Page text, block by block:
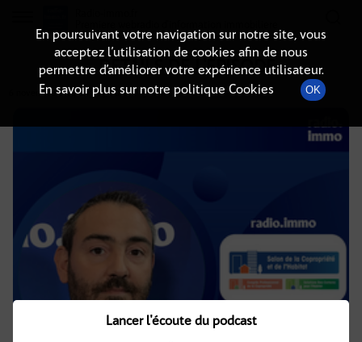
DÉTAILS DE L'ÉPISODE
6 novembre 2024à 13h29, durée : 13 minutes
En poursuivant votre navigation sur notre site, vous
acceptez l’utilisation de cookies afin de nous
permettre d’améliorer votre expérience utilisateur.
En savoir plus sur notre politique Cookies
OK
Lancer l'écoute du podcast